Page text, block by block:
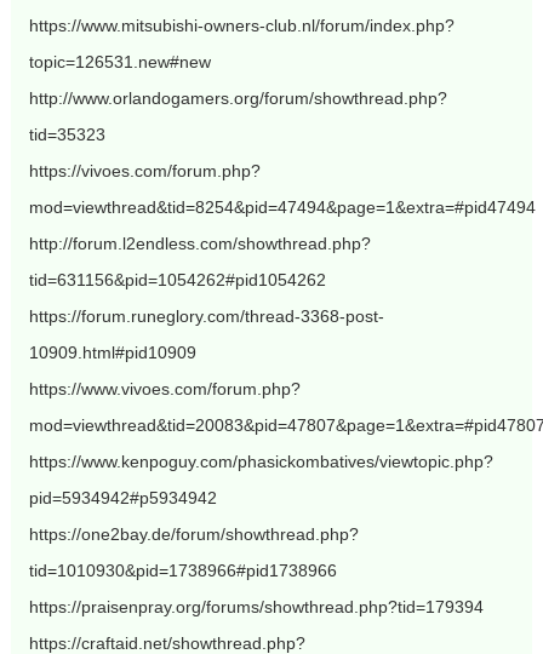
https://www.mitsubishi-owners-club.nl/forum/index.php?
topic=126531.new#new
http://www.orlandogamers.org/forum/showthread.php?
tid=35323
https://vivoes.com/forum.php?
mod=viewthread&tid=8254&pid=47494&page=1&extra=#pid47494
http://forum.l2endless.com/showthread.php?
tid=631156&pid=1054262#pid1054262
https://forum.runeglory.com/thread-3368-post-
10909.html#pid10909
https://www.vivoes.com/forum.php?
https://www.kenpoguy.com/phasickombatives/viewtopic.php?
pid=5934942#p5934942
https://one2bay.de/forum/showthread.php?
tid=1010930&pid=1738966#pid1738966
https://praisenpray.org/forums/showthread.php?tid=179394
https://craftaid.net/showthread.php?